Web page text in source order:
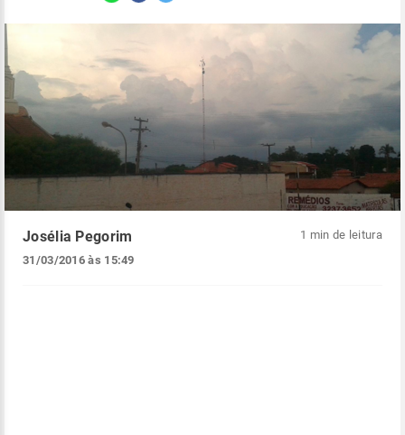
Josélia Pegorim
31/03/2016 às 15:49
1 min de leitura